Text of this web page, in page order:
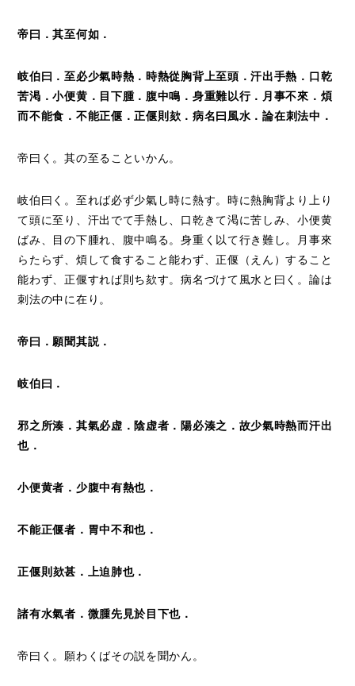
帝曰．其至何如．
岐伯曰．至必少氣時熱．時熱從胸背上至頭．汗出手熱．口乾
苦渇．小便黄．目下腫．腹中鳴．身重難以行．月事不來．煩
而不能食．不能正偃．正偃則 欬 ．病名曰風水．論在刺法中．
帝曰く。其の至ることいかん。
岐伯曰く。至れば必ず少氣し時に熱す。時に熱胸背より上り
て頭に至り、汗出でて手熱し、口乾きて渇に苦しみ、小便黄
ばみ、目の下腫れ、腹中鳴る。身重く以て行き難し。月事來
らたらず、煩して食すること能わず、正偃（えん）すること
能わず、正偃すれば則ち欬す。病名づけて風水と曰く。論は
刺法の中に在り。
帝曰．願聞其説．
岐伯曰．
邪之所湊．其氣必虚．陰虚者．陽必湊之．故少氣時熱而汗出
也．
小便黄者．少腹中有熱也．
不能正偃者．胃中不和也．
正偃則 欬甚．上迫肺也．
諸有水氣者．微腫先見於目下也．
帝曰く。願わくばその説を聞かん。